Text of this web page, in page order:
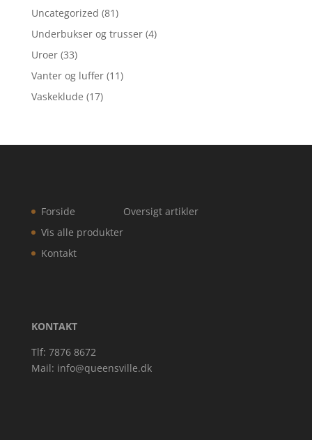
Uncategorized (81)
Underbukser og trusser (4)
Uroer (33)
Vanter og luffer (11)
Vaskeklude (17)
Forside
Vis alle produkter
Kontakt
Oversigt artikler
KONTAKT
Tlf: 7876 8672
Mail: info@queensville.dk